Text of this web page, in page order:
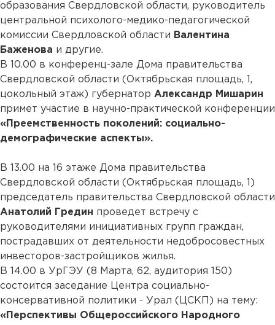
образования Свердловской области, руководитель
центральной психолого-медико-педагогической
комиссии Свердловской области Валентина
Баженова и другие.
В 10.00 в конференц-зале Дома правительства
Свердловской области (Октябрьская площадь, 1,
цокольный этаж) губернатор Александр Мишарин
примет участие в научно-практической конференции
«Преемственность поколений: социально-
демографические аспекты».
В 13.00 на 16 этаже Дома правительства
Свердловской области (Октябрьская площадь, 1)
председатель правительства Свердловской области
Анатолий Гредин проведет встречу с
руководителями инициативных групп граждан,
пострадавших от деятельности недобросовестных
инвесторов-застройщиков жилья.
В 14.00 в УрГЭУ (8 Марта, 62, аудитория 150)
состоится заседание Центра социально-
консервативной политики - Урал (ЦСКП) на тему:
«Перспективы Общероссийского Народного